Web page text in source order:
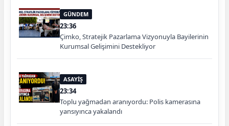
GÜNDEM
23:36
Çimko, Stratejik Pazarlama Vizyonuyla Bayilerinin
Kurumsal Gelişimini Destekliyor
ASAYİŞ
23:34
Toplu yağmadan aranıyordu: Polis kamerasına
yansıyınca yakalandı